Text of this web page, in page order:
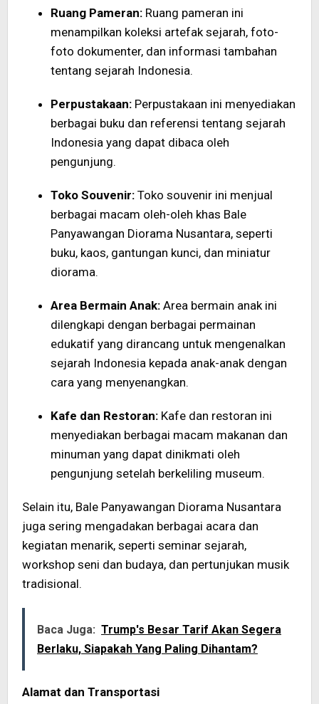
Ruang Pameran: Ruang pameran ini
menampilkan koleksi artefak sejarah, foto-
foto dokumenter, dan informasi tambahan
tentang sejarah Indonesia.
Perpustakaan: Perpustakaan ini menyediakan
berbagai buku dan referensi tentang sejarah
Indonesia yang dapat dibaca oleh
pengunjung.
Toko Souvenir: Toko souvenir ini menjual
berbagai macam oleh-oleh khas Bale
Panyawangan Diorama Nusantara, seperti
buku, kaos, gantungan kunci, dan miniatur
diorama.
Area Bermain Anak: Area bermain anak ini
dilengkapi dengan berbagai permainan
edukatif yang dirancang untuk mengenalkan
sejarah Indonesia kepada anak-anak dengan
cara yang menyenangkan.
Kafe dan Restoran: Kafe dan restoran ini
menyediakan berbagai macam makanan dan
minuman yang dapat dinikmati oleh
pengunjung setelah berkeliling museum.
Selain itu, Bale Panyawangan Diorama Nusantara
juga sering mengadakan berbagai acara dan
kegiatan menarik, seperti seminar sejarah,
workshop seni dan budaya, dan pertunjukan musik
tradisional.
Baca Juga: Trump's Besar Tarif Akan Segera
Berlaku, Siapakah Yang Paling Dihantam?
Alamat dan Transportasi